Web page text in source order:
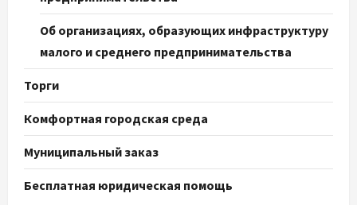
Об организациях, образующих инфраструктуру
малого и среднего предпринимательства
Торги
Комфортная городская среда
Муниципальный заказ
Бесплатная юридическая помощь